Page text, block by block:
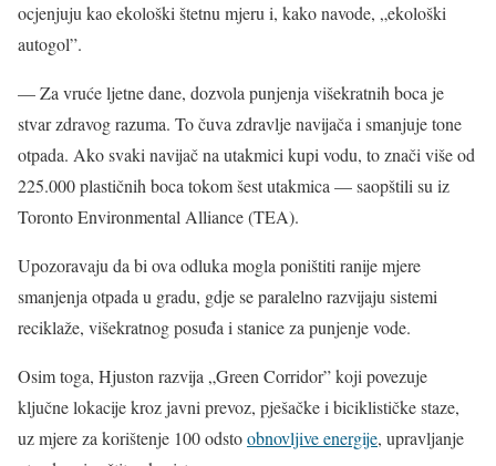
ocjenjuju kao ekološki štetnu mjeru i, kako navode, „ekološki
autogol”.
— Za vruće ljetne dane, dozvola punjenja višekratnih boca je
stvar zdravog razuma. To čuva zdravlje navijača i smanjuje tone
otpada. Ako svaki navijač na utakmici kupi vodu, to znači više od
225.000 plastičnih boca tokom šest utakmica — saopštili su iz
Toronto Environmental Alliance (TEA).
Upozoravaju da bi ova odluka mogla poništiti ranije mjere
smanjenja otpada u gradu, gdje se paralelno razvijaju sistemi
reciklaže, višekratnog posuđa i stanice za punjenje vode.
Osim toga, Hjuston razvija „Green Corridor” koji povezuje
ključne lokacije kroz javni prevoz, pješačke i biciklističke staze,
uz mjere za korištenje 100 odstoobnovljive energije, upravljanje